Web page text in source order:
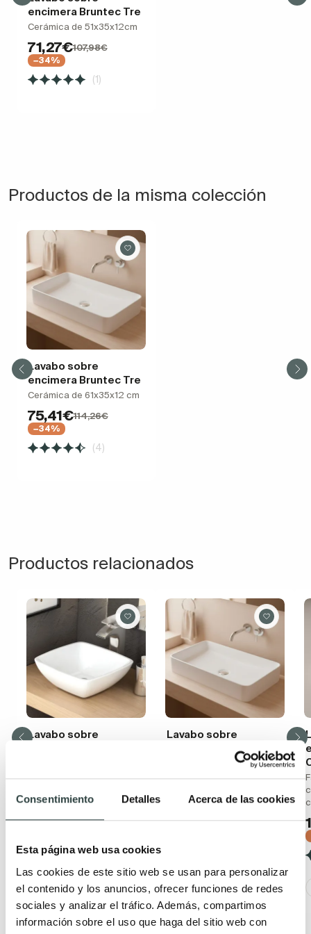
Consentimiento Detalles Acerca de las cookies
Esta página web usa cookies
Las cookies de este sitio web se usan para personalizar
el contenido y los anuncios, ofrecer funciones de redes
sociales y analizar el tráfico. Además, compartimos
información sobre el uso que haga del sitio web con
encimera Bruntec Tre
Cerámica de 51x35x12cm
71,27€107,98€
−34%
(1)
Productos de la misma colección
Lavabo sobre
encimera Bruntec Tre
Cerámica de 61x35x12 cm
75,41€114,26€
−34%
(4)
Productos relacionados
Lavabo sobre
Cerámica blanco brillo 30
−10%
Lavabo sobre
encimera Bruntec Tre
Cerámica de 61x35x12 cm
75,41€
−34%